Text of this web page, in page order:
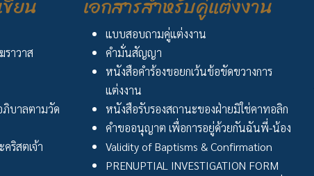
ยน
าวาส
ภิบาลตามวัด
ริสตเจ้า
เอกสารสำหรับคู่แต่งงาน
แบบสอบถามคู่แต่งงาน
คำมั่นสัญญา
หนังสือคำร้องขอยกเว้นข้อขัดขวางการ
แต่งงาน
หนังสือรับรองสถานะของฝ่ายมิใช่คาทอลิก
คำขออนุญาต เพื่อการอยู่ด้วยกันฉันพี่-น้อง
Validity of Baptisms & Confirmation
PRENUPTIAL INVESTIGATION FORM